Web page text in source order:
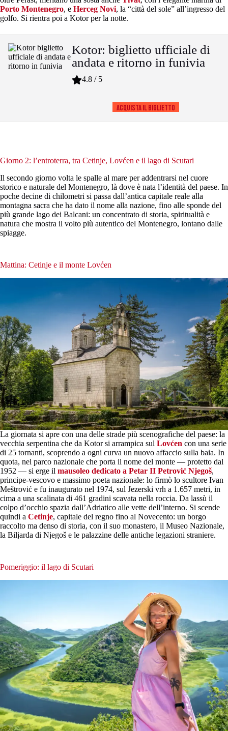
Porto Montenegro, e Herceg Novi, la “città del sole” all’ingresso del
golfo. Si rientra poi a Kotor per la notte.
Kotor: biglietto ufficiale di
andata e ritorno in funivia
4.8 / 5
Acquista il biglietto
Giorno 2: l’entroterra, tra Cetinje, Lovćen e il lago di Scutari
Il secondo giorno volta le spalle al mare per addentrarsi nel cuore
storico e naturale del Montenegro, là dove è nata l’identità del paese. In
poche decine di chilometri si passa dall’antica capitale reale alla
montagna sacra che ha dato il nome alla nazione, fino alle sponde del
più grande lago dei Balcani: un concentrato di storia, spiritualità e
natura che mostra il volto più autentico del Montenegro, lontano dalle
spiagge.
Mattina: Cetinje e il monte Lovćen
La giornata si apre con una delle strade più scenografiche del paese: la
vecchia serpentina che da Kotor si arrampica sul Lovćen con una serie
di 25 tornanti, scoprendo a ogni curva un nuovo affaccio sulla baia. In
quota, nel parco nazionale che porta il nome del monte — protetto dal
1952 — si erge il mausoleo dedicato a Petar II Petrović Njegoš,
principe-vescovo e massimo poeta nazionale: lo firmò lo scultore Ivan
Meštrović e fu inaugurato nel 1974, sul Jezerski vrh a 1.657 metri, in
cima a una scalinata di 461 gradini scavata nella roccia. Da lassù il
colpo d’occhio spazia dall’Adriatico alle vette dell’interno. Si scende
quindi a Cetinje, capitale del regno fino al Novecento: un borgo
raccolto ma denso di storia, con il suo monastero, il Museo Nazionale,
la Biljarda di Njegoš e le palazzine delle antiche legazioni straniere.
Pomeriggio: il lago di Scutari